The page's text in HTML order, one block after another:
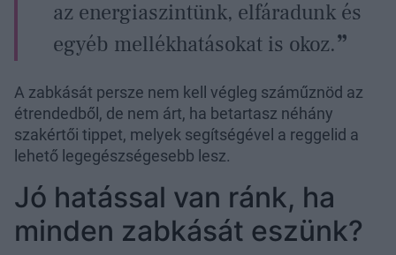
az energiaszintünk, elfáradunk és
egyéb mellékhatásokat is okoz.
A zabkását persze nem kell végleg száműznöd az
étrendedből, de nem árt, ha betartasz néhány
szakértői tippet, melyek segítségével a reggelid a
lehető legegészségesebb lesz.
Jó hatással van ránk, ha
minden zabkását eszünk?